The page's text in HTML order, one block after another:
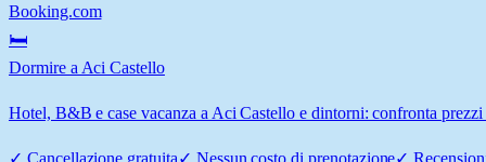
Booking.com
🛏️
Dormire a Aci Castello
Hotel, B&B e case vacanza a Aci Castello e dintorni: confronta
✓ Cancellazione gratuita✓ Nessun costo di prenotazione✓